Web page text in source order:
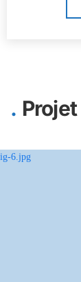
Projet